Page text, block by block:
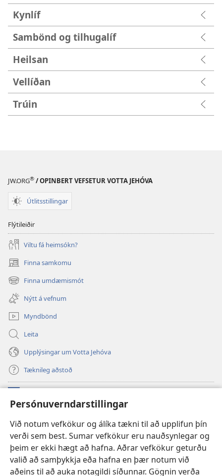
Persónuverndarstillingar
Við notum vefkökur og álíka tækni til að upplifun þín
verði sem best. Sumar vefkökur eru nauðsynlegar og
þeim er ekki hægt að hafna. Aðrar vefkökur geturðu
valið að samþykkja eða hafna en þær notum við
aðeins til að auka notagildi síðunnar. Gögnin verða
Kynlíf
Sambönd og tilhugalíf
Heilsan
Vellíðan
Trúin
JW.ORG® / OPINBERT VEFSETUR VOTTA JEHÓVA
Útlitsstillingar
Flýtileiðir
Viltu fá heimsókn?
Finna samkomu
(opnast
í
nýjum
glugga)
Finna umdæmismót
(opnast
nýjum
glugga)
Nýtt á vefnum
Myndbönd
Leita
Upplýsingar um Votta Jehóva
Tæknileg aðstoð
(opnast
glugga)
VEFBÓKASAFN Varðturnsins
(opnast
nýjum
glugga)
JW Hub
(opnast
nýjum JW Library -appið